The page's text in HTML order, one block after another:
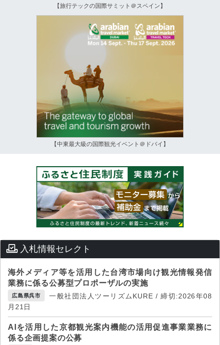
【旅行テックの国際サミット＠スペイン】
【中東最大級の国際観光イベント＠ドバイ】
入札情報セレクト
海外メディア等を活用した台湾市場向け観光情報発信
業務に係る公募型プロポーザルの実施
広島県呉市
一般社団法人ツーリズムKURE / 締切:2026年08
月21日
AIを活用した京都観光案内機能の活用促進事業業務に
係る企画提案の公募